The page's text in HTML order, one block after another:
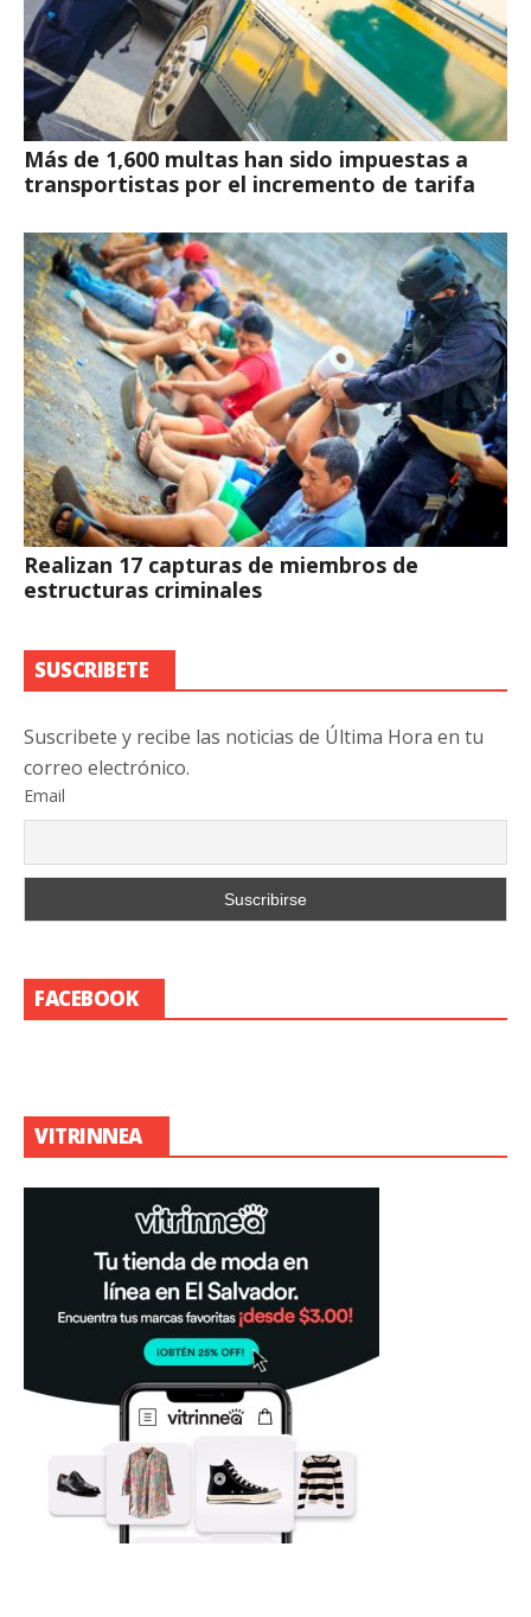
Más de 1,600 multas han sido impuestas a
transportistas por el incremento de tarifa
Realizan 17 capturas de miembros de
estructuras criminales
SUSCRIBETE
Suscribete y recibe las noticias de Última Hora en tu
correo electrónico.
Email
FACEBOOK
VITRINNEA